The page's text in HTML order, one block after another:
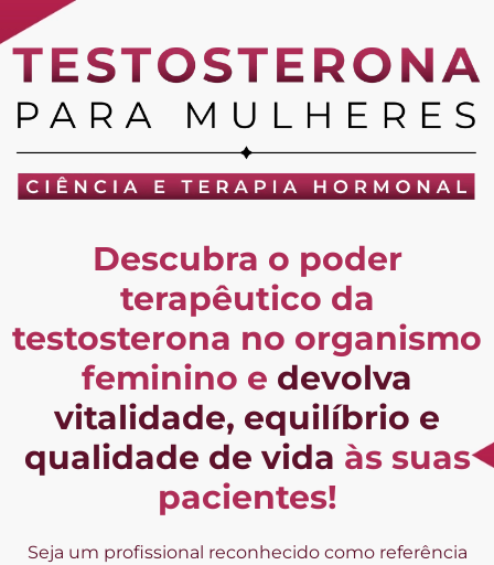
Descubra o poder
terapêutico da
testosterona no organismo
feminino e devolva
vitalidade, equilíbrio e
qualidade de vida às suas
pacientes!
Seja um profissional reconhecido como referência